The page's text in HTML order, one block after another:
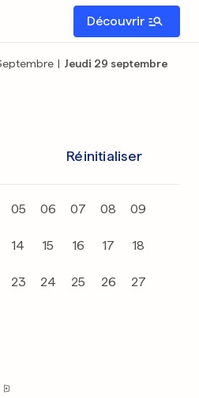
Découvrir
| Jeudi 29 septembre
Réinitialiser
05 06 07 08 09
14 15 16 17 18
23 24 25 26 27